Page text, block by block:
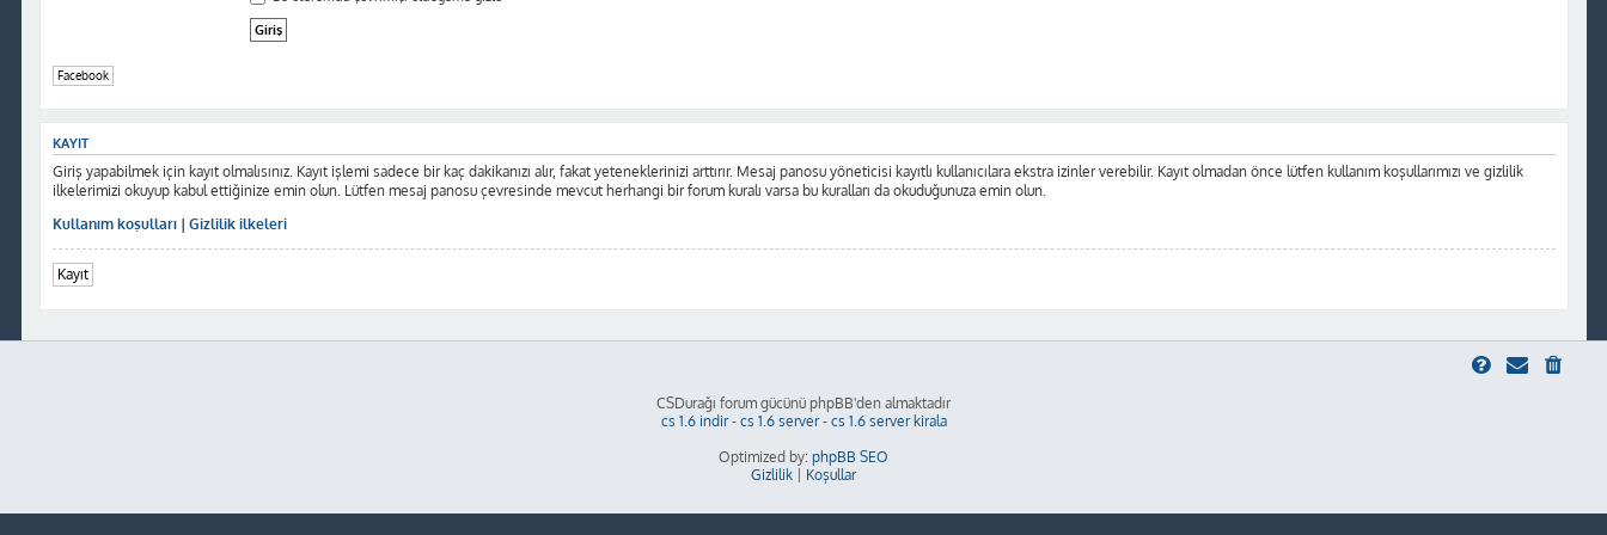
Facebook
KAYIT
Giriş yapabilmek için kayıt olmalısınız. Kayıt işlemi sadece bir kaç dakikanızı alır, fakat yeteneklerinizi arttırır. Mesaj panosu yöneticisi kayıtlı kullanıcılara ekstra izinler verebilir. Kayıt olmadan önce lütfen kullanım koşullarımızı ve gizlilik
ilkelerimizi okuyup kabul ettiğinize emin olun. Lütfen mesaj panosu çevresinde mevcut herhangi bir forum kuralı varsa bu kuralları da okuduğunuza emin olun.
Kullanım koşulları| Gizlilik ilkeleri
Kayıt
CSDurağı forum gücünü phpBB'den almaktadır
cs 1.6 indir- cs 1.6 server- cs 1.6 server kirala
Optimized by: phpBB SEO
Gizlilik | Koşullar